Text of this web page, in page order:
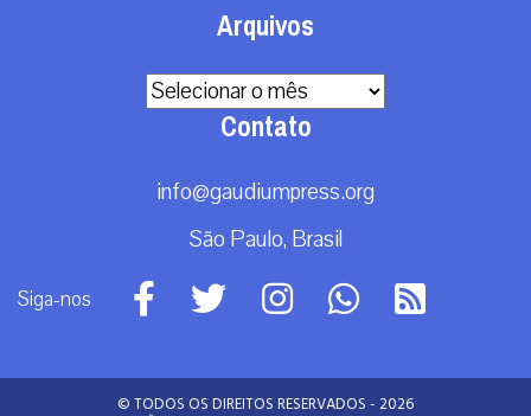
Arquivos
Arquivos
Contato
info@gaudiumpress.org
São Paulo, Brasil
Siga-nos
© TODOS OS DIREITOS RESERVADOS - 2026